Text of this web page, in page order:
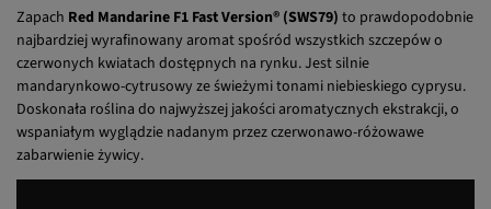
gotowych do zbioru już w 7-8 tygodni.
ZapachRed Mandarine F1 Fast Version® (SWS79)to prawdopodobnie
najbardziej wyrafinowany aromat spośród wszystkich szczepów o
czerwonych kwiatach dostępnych na rynku. Jest silnie
mandarynkowo-cytrusowy ze świeżymi tonami niebieskiego cyprysu.
Doskonała roślina do najwyższej jakości aromatycznych ekstrakcji, o
wspaniałym wyglądzie nadanym przez czerwonawo-różowawe